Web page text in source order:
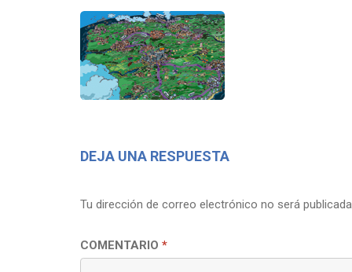
DEJA UNA RESPUESTA
Tu dirección de correo electrónico no será publicada.
COMENTARIO *